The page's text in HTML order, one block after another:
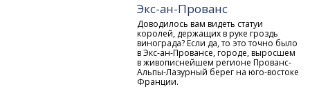
Экс-ан-Прованс
Доводилось вам видеть статуи
королей, держащих в руке гроздь
винограда? Если да, то это точно было
в Экс-ан-Провансе, городе, выросшем
в живописнейшем регионе Прованс-
Альпы-Лазурный берег на юго-востоке
Франции.